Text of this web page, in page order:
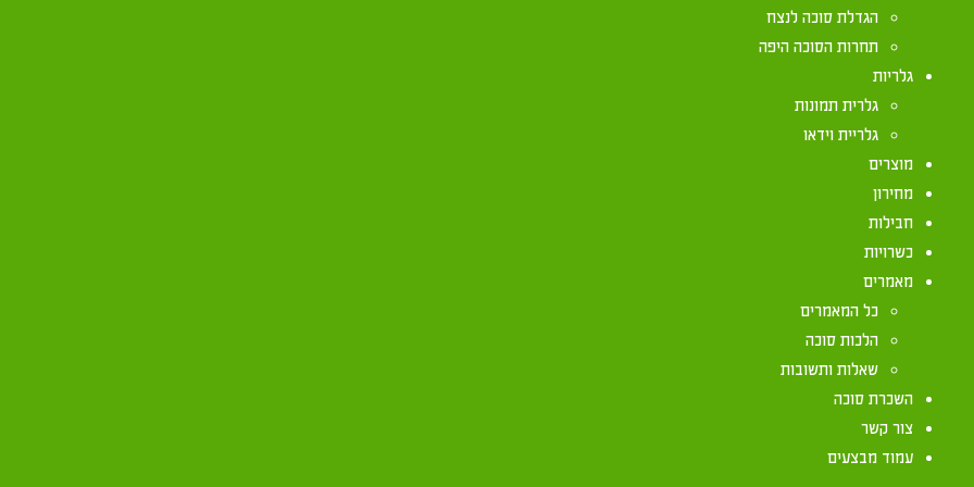
הגדלת סוכה לנצח
תחרות הסוכה היפה
גלריות
גלרית תמונות
גלריית וידאו
מוצרים
מחירון
חבילות
כשרויות
מאמרים
כל המאמרים
הלכות סוכה
שאלות ותשובות
השכרת סוכה
צור קשר
עמוד מבצעים
כשרה